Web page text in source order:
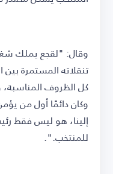
وقال: "لقجع يملك
تنقلاته المستمرة بين
كل الظروف المناسبة،
وكان دائمًا أول من
إلينا، هو ليس فقط
للمنتخب.".